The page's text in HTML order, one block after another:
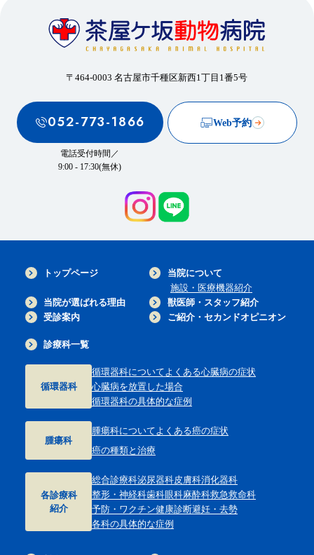
〒464-0003 名古屋市千種区新西1丁目1番5号
052-773-1866
電話受付時間／
9:00 - 17:30(無休)
Web予約
トップページ
当院について
施設・医療機器紹介
当院が選ばれる理由
獣医師・スタッフ紹介
受診案内
ご紹介・セカンドオピニオン
診療科一覧
循環器科
循環器科について よくある心臓病の症状
心臓病を放置した場合
循環器科の具体的な症例
腫瘍科
腫瘍科についてよくある癌の症状
癌の種類と治療
各診療科
紹介
総合診療科泌尿器科皮膚科消化器科
整形・神経科歯科眼科麻酔科救急救命科
予防・ワクチン健康診断避妊・去勢
各科の具体的な症例